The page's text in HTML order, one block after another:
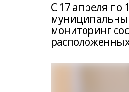
С 17 апреля по
мониторинг